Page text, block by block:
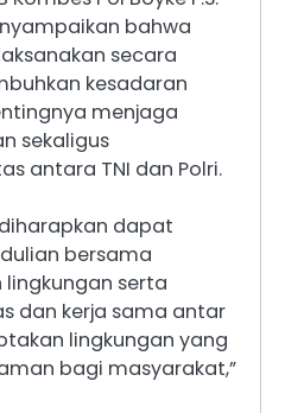
bahwa
secara
kesadaran
menjaga
sekaligus
antara TNI dan Polri.
dapat
bersama
serta
dan kerja sama antar
lingkungan yang
bagi masyarakat,”